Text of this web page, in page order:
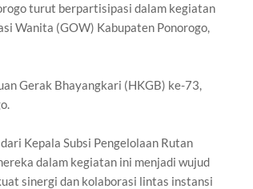
turut berpartisipasi dalam kegiatan
Wanita (GOW) Kabupaten Ponorogo,
Gerak Bhayangkari (HKGB) ke-73,
Kepala Subsi Pengelolaan Rutan
dalam kegiatan ini menjadi wujud
sinergi dan kolaborasi lintas instansi